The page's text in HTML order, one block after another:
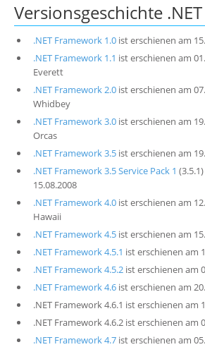
Versionsgeschichte
.NET Framework 1.0ist erschienen am
.NET Framework 1.1 ist erschienen am
Everett
.NET Framework 2.0ist erschienen am
Whidbey
.NET Framework 3.0ist erschienen am
Orcas
.NET Framework 3.5ist erschienen am
.NET Framework 3.5 Service Pack 1
15.08.2008
.NET Framework 4.0ist erschienen am
Hawaii
.NET Framework 4.5ist erschienen am
.NET Framework 4.5.1 ist erschienen am
.NET Framework 4.5.2ist erschienen am
.NET Framework 4.6ist erschienen am
.NET Framework 4.6.1 ist erschienen am
.NET Framework 4.6.2 ist erschienen am
.NET Framework 4.7ist erschienen am